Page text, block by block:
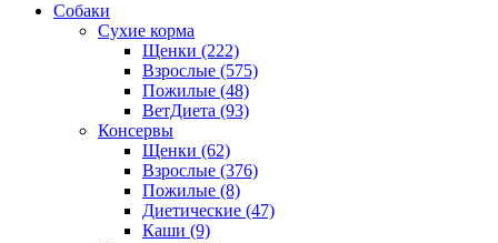
Собаки
Сухие корма
Щенки (222)
Взрослые (575)
Пожилые (48)
ВетДиета (93)
Консервы
Щенки (62)
Взрослые (376)
Пожилые (8)
Диетические (47)
Каши (9)